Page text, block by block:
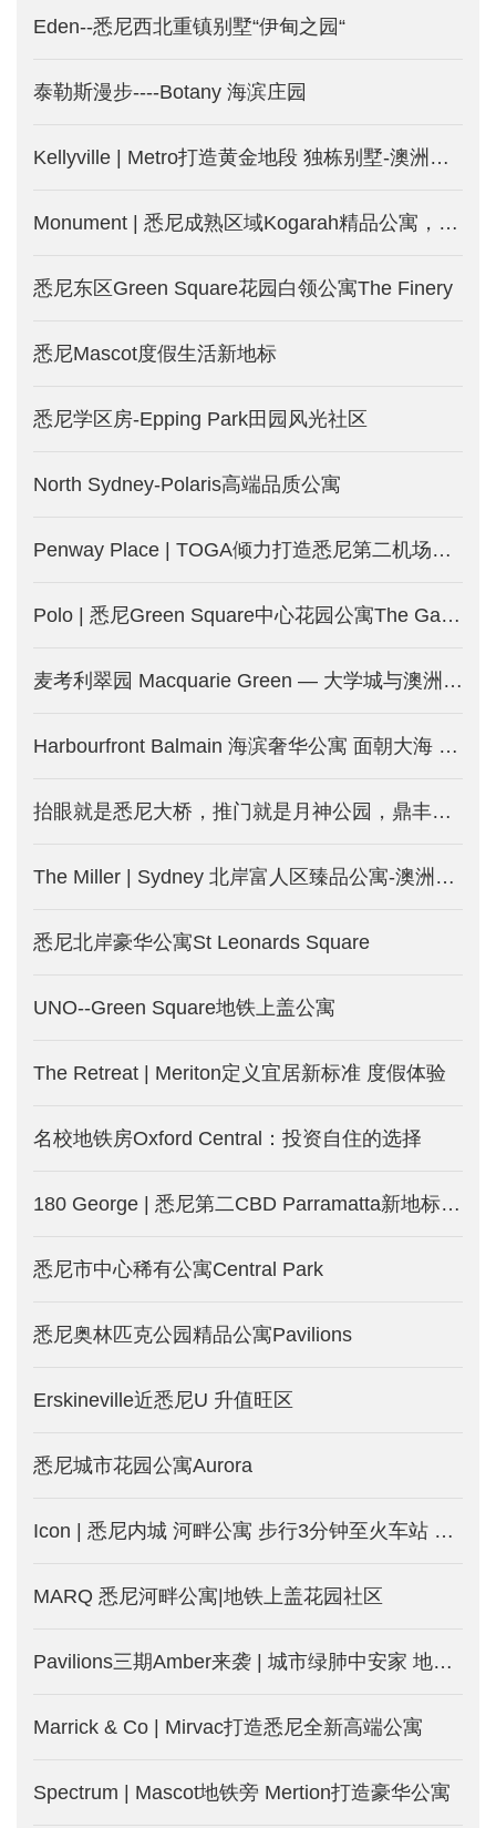
Eden--悉尼西北重镇别墅“伊甸之园“
泰勒斯漫步----Botany 海滨庄园
Kellyville | Metro打造黄金地段 独栋别墅-澳洲悉尼新楼盘
Monument | 悉尼成熟区域Kogarah精品公寓，两房仅75万澳币起！
悉尼东区Green Square花园白领公寓The Finery
悉尼Mascot度假生活新地标
悉尼学区房-Epping Park田园风光社区
North Sydney-Polaris高端品质公寓
Penway Place | TOGA倾力打造悉尼第二机场附近精品公寓 步达地铁-澳洲悉尼新楼盘发售中
Polo | 悉尼Green Square中心花园公寓The Gallery新一期-澳洲悉尼新房产发售中
麦考利翠园 Macquarie Green — 大学城与澳洲硅谷旁的绿色生活-澳洲悉尼新房产出售中
Harbourfront Balmain 海滨奢华公寓 面朝大海 春暖花开-澳洲悉尼新楼盘开售中
抬眼就是悉尼大桥，推门就是月神公园，鼎丰巨献- Milsons Point地标，荣耀现世
The Miller | Sydney 北岸富人区臻品公寓-澳洲悉尼新楼盘出售中
悉尼北岸豪华公寓St Leonards Square
UNO--Green Square地铁上盖公寓
The Retreat | Meriton定义宜居新标准 度假体验
名校地铁房Oxford Central：投资自住的选择
180 George | 悉尼第二CBD Parramatta新地标！近揽水景 远眺市中心！
悉尼市中心稀有公寓Central Park
悉尼奥林匹克公园精品公寓Pavilions
Erskineville近悉尼U 升值旺区
悉尼城市花园公寓Aurora
Icon | 悉尼内城 河畔公寓 步行3分钟至火车站 旺租投资房
MARQ 悉尼河畔公寓|地铁上盖花园社区
Pavilions三期Amber来袭 | 城市绿肺中安家 地铁近在咫尺
Marrick & Co | Mirvac打造悉尼全新高端公寓
Spectrum | Mascot地铁旁 Mertion打造豪华公寓